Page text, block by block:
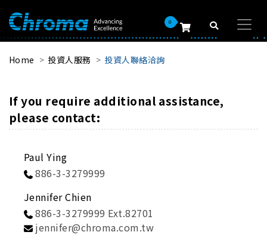
0
Home 投資人服務 投資人聯絡洽詢
If you require additional assistance,
please contact:
Paul Ying
886-3-3279999
Jennifer Chien
886-3-3279999 Ext.82701
jennifer@chroma.com.tw